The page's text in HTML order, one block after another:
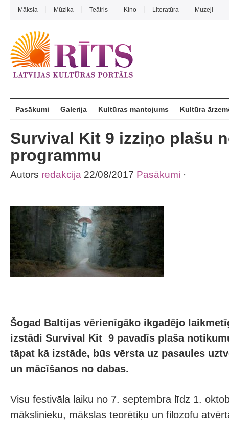
Māksla Mūzika Teātris Kino Literatūra Muzeji
Pasākumi Galerija Kultūras mantojums Kultūra
Survival Kit 9 izziņo plašu
programmu
Autors redakcija 22/08/2017 Pasākumi ·
Šogad Baltijas vērienīgāko ikgadējo
izstādi Survival Kit 9 pavadīs plaša
tāpat kā izstāde, būs vērsta uz pasaules
un mācīšanos no dabas.
Visu festivāla laiku no 7. septembra līdz 1.
mākslinieku, mākslas teorētiķu un filozofu